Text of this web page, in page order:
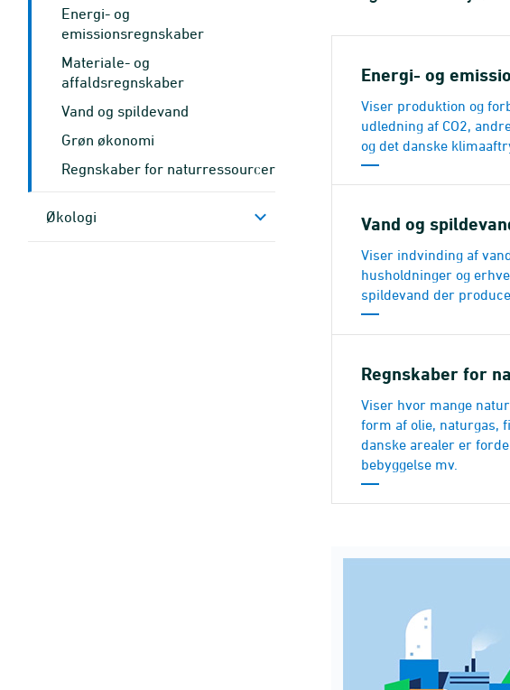
Energi- og
Viser produktion og
udledning af CO2,
og det danske
Vand og
Viser indvinding af
husholdninger og
spildevand der
Regnskaber for
Viser hvor mange
form af olie, naturgas,
danske arealer er
bebyggelse mv.
Energi- og
emissionsregnskaber
Materiale- og
affaldsregnskaber
Vand og spildevand
Grøn økonomi
Regnskaber for naturressourcer
Økologi